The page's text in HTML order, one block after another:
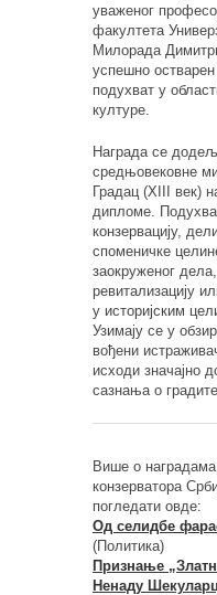
уваженог
факултета
Милорада
успешно остварен
подухват у
културе.
Награда се
средњовековне
Градац (XIII век)
дипломе.
конзервацију,
споменичке
заокруженог
ревитализацију
у историјским
Узимају се у
вођени
исходи значајно
сазнања о
Више о
конзерватора
погледати овде:
Од селидбе
(Политика)
Признање
Ненаду